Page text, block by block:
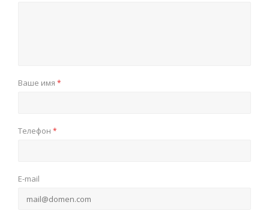
Ваше имя *
Телефон *
E-mail